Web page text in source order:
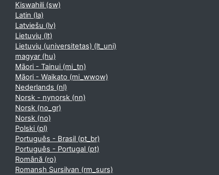
Kiswahili ‎(sw)‎
Latin ‎(la)‎
Latviešu ‎(lv)‎
Lietuvių ‎(lt)‎
Lietuvių (universitetas) ‎(lt_uni)‎
magyar ‎(hu)‎
Māori - Tainui ‎(mi_tn)‎
Māori - Waikato ‎(mi_wwow)‎
Nederlands ‎(nl)‎
Norsk - nynorsk ‎(nn)‎
Norsk ‎(no_gr)‎
Norsk ‎(no)‎
Polski ‎(pl)‎
Português - Brasil ‎(pt_br)‎
Português - Portugal ‎(pt)‎
Română ‎(ro)‎
Romansh Sursilvan ‎(rm_surs)‎